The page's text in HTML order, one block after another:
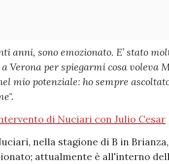
anni, sono emozionato. E’ stato
Verona per spiegarmi cosa voleva
mio potenziale: ho sempre
".
di Nuciari con Julio Cesar
nella stagione di B in
attualmente è all'interno